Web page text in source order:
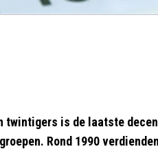
twintigers is de laatste
Rond 1990